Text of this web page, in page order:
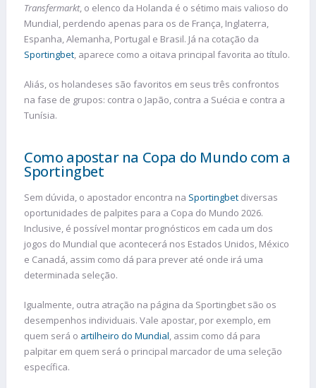
Transfermarkt, o elenco da Holanda é o sétimo mais valioso do
Mundial, perdendo apenas para os de França, Inglaterra,
Espanha, Alemanha, Portugal e Brasil. Já na cotação da
Sportingbet, aparece como a oitava principal favorita ao título.
Aliás, os holandeses são favoritos em seus três confrontos
na fase de grupos: contra o Japão, contra a Suécia e contra a
Tunísia.
Como apostar na Copa do Mundo com a
Sportingbet
Sem dúvida, o apostador encontra na Sportingbet diversas
oportunidades de palpites para a Copa do Mundo 2026.
Inclusive, é possível montar prognósticos em cada um dos
jogos do Mundial que acontecerá nos Estados Unidos, México
e Canadá, assim como dá para prever até onde irá uma
determinada seleção.
Igualmente, outra atração na página da Sportingbet são os
desempenhos individuais. Vale apostar, por exemplo, em
quem será o artilheiro do Mundial, assim como dá para
palpitar em quem será o principal marcador de uma seleção
específica.